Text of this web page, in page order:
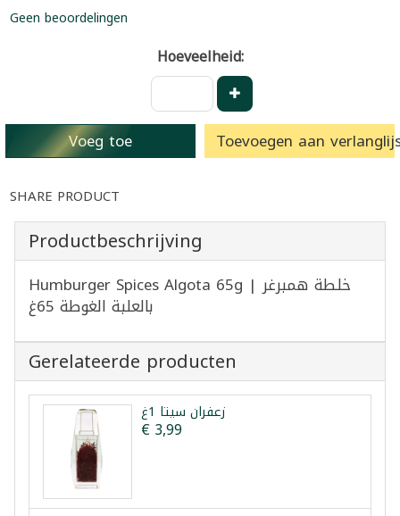
Geen beoordelingen
Hoeveelheid:
Voeg toe Toevoegen aan
SHARE PRODUCT
Productbeschrijving
Humburger Spices Algota 65g | خلطة همبرغر
بالعلبة الغوطة 65غ
Gerelateerde producten
زعفران سيتا 1غ
€ 3,99